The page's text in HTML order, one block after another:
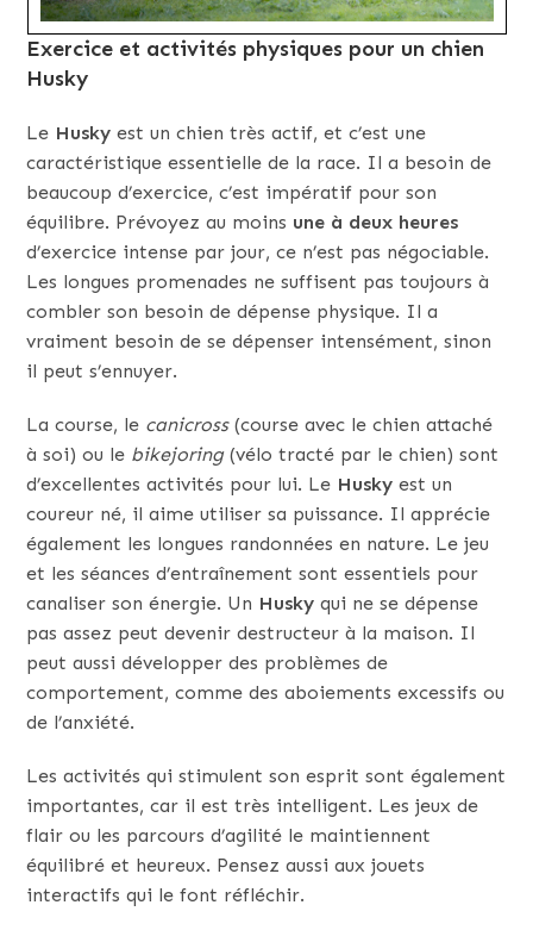
Exercice et activités physiques pour un chien
Husky
Le Husky est un chien très actif, et c’est une
caractéristique essentielle de la race. Il a besoin de
beaucoup d’exercice, c’est impératif pour son
équilibre. Prévoyez au moins une à deux heures
d’exercice intense par jour, ce n’est pas négociable.
Les longues promenades ne suffisent pas toujours à
combler son besoin de dépense physique. Il a
vraiment besoin de se dépenser intensément, sinon
il peut s’ennuyer.
La course, le canicross(course avec le chien attaché
à soi) ou le bikejoring(vélo tracté par le chien) sont
d’excellentes activités pour lui. Le Husky est un
coureur né, il aime utiliser sa puissance. Il apprécie
également les longues randonnées en nature. Le jeu
et les séances d’entraînement sont essentiels pour
canaliser son énergie. Un Husky qui ne se dépense
pas assez peut devenir destructeur à la maison. Il
peut aussi développer des problèmes de
comportement, comme des aboiements excessifs ou
de l’anxiété.
Les activités qui stimulent son esprit sont également
importantes, car il est très intelligent. Les jeux de
flair ou les parcours d’agilité le maintiennent
équilibré et heureux. Pensez aussi aux jouets
interactifs qui le font réfléchir.